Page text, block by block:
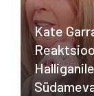
Kate